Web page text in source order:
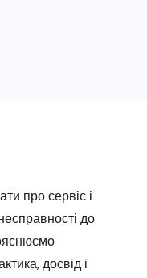
про сервіс і
до
досвід і